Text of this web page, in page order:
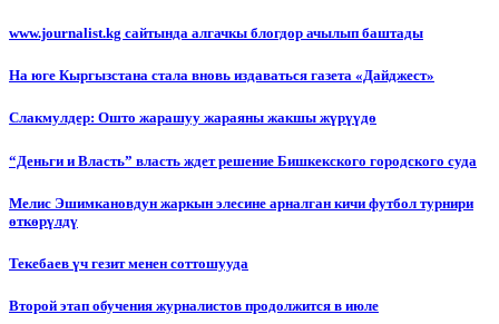
www.journalist.kg сайтында алгачкы блогдор ачылып баштады
На юге Кыргызстана стала вновь издаваться газета «Дайджест»
Слакмулдер: Ошто жарашуу жараяны жакшы жүрүүдө
“Деньги и Власть” власть ждет решение Бишкекского городского суда
Мелис Эшимкановдун жаркын элесине арналган кичи футбол турнири
өткөрүлдү
Текебаев үч гезит менен соттошууда
Второй этап обучения журналистов продолжится в июле